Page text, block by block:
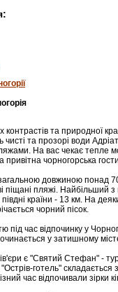
контрастів та природної
та прозорі води
На вас чекає тепле
привітна чорногорська
довжиною понад
піщані пляжі. Найбільший
півдні країни - 13 км. На
чорний пісок.
під час відпочинку у
у затишному
є "Святий Стефан" -
готель"
час відпочивали зірки